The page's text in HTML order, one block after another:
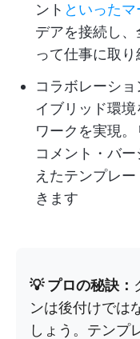
ント といった
デアを接続し
って仕事に取
コラボレーシ
イブリッド環
ワークを実現
コメント・バ
えたテンプレ
きます
💡 プロの秘訣：
ンは後付けでは
しょう。テンプ